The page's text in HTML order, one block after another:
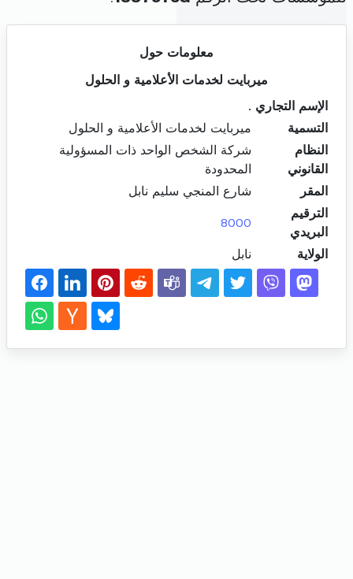
معلومات حول
ميربايت لخدمات الأعلامية و الحلول
الإسم التجاري .
التسمية
ميربايت لخدمات الأعلامية و الحلول
النظام
القانوني
شركة الشخص الواحد ذات المسؤولية
المحدودة
المقر
شارع المنجي سليم نابل
الترقيم
البريدي
8000
الولاية نابل